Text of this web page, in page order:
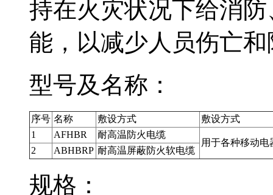
持在火灾状况下给消防
能，以减少人员伤亡
型号及名称：
序号 名称 敷设方式
敷设方式
1
AFHBR 耐高温防火电缆
用于各种移动电
2 ABHBRP 耐高温屏蔽防火软电缆
规格：